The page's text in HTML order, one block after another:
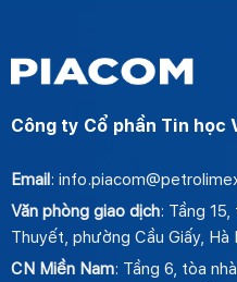
Công ty Cổ phần Tin học
Email:
Văn phòng giao dịch: Tầng
Thuyết, phường Cầu Giấy, Hà
CN Miền Nam: Tầng 6, tòa